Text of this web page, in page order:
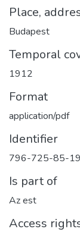
Place,
Budapest
Temporal
1912
Format
application/pdf
Identifier
796-725-85-
Is part of
Az est
Access